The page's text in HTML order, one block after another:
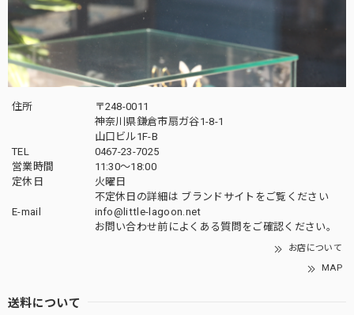
住所
〒248-0011
神奈川県鎌倉市扇ガ谷1-8-1
山口ビル1F-B
TEL
0467-23-7025
営業時間
11:30～18:00
定休日
火曜日
不定休日の詳細は ブランドサイト をご覧ください
E-mail
info@little-lagoon.net
お問い合わせ前によくある質問をご確認ください。
お店について
MAP
送料について